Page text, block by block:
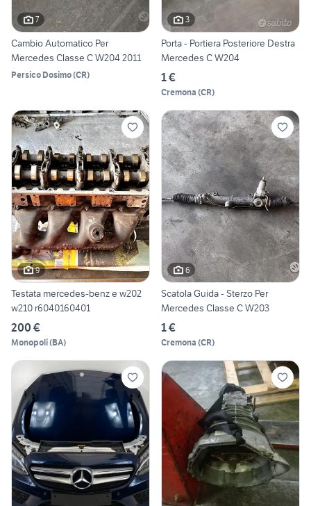
7
Cambio Automatico Per
Mercedes Classe C W204 2011
Persico Dosimo(CR)
3
Porta - Portiera Posteriore Destra
Mercedes C W204
1 €
Cremona (CR)
9
Testata mercedes-benz e w202
w210 r6040160401
200 €
Monopoli(BA)
6
Scatola Guida - Sterzo Per
Mercedes Classe C W203
1 €
Cremona (CR)